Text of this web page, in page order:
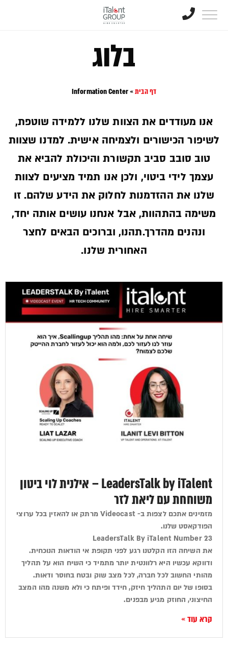
בלוג
דף הבית»
Information Center
אנו מעודדים את הצוות שלנו ללמידה שוטפת,
לשיפור הכישורים ולצמיחה אישית. למדנו שצוות
טוב סובב סביב תקשורת והיכולת להביא את
עצמך לידי ביטוי, ולכן אנו תמיד מציעים לצוות
שלנו את ההזדמנות לחלוק את הידע שלהם. זו
משימה בהתהוות, אבל אנחנו עושים אותה יחד,
ונהנים מהדרך.תהנו, וברוכים הבאים לחצר
האחורית שלנו.­
LeadersTalk by iTalent – אילנית לוי ביטון
משוחחת עם ליאת לזר
מזמינים אתכם לצפות ב- Videocast מרתק או להאזין בכל ערוצי
הפודקאסט שלנו.
LeadersTalk By iTalent Number 23
את השיחה הזו הקלטנו רגע לפני תקופת אי הודאות הנוכחית.
ודווקא עכשיו היא רלוונטית יותר מתמיד כי השיח הוא על תהליך
מהותי החשוב לכל חברה, לכל מצב שוק ובטח בחוסר ודאות.
בסופו של יום התהליך חיזק, חידד ופיתח כי ולא משנה מהו המצב
החיצוני, החוזק מגיע מבפנים.
קרא עוד »